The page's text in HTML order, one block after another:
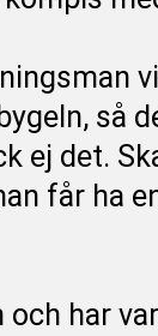
så
ej det.
får ha
och har